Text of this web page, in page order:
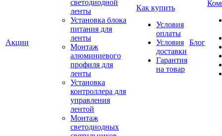
Акции
светодиодной
ленты
Установка блока
питания для
ленты
Монтаж
алюминиевого
профиля для
ленты
Установка
контроллера для
управления
лентой
Монтаж
светодиодных
Как купить
Условия
оплаты
Условия
доставки
Гарантия
на товар
Блог